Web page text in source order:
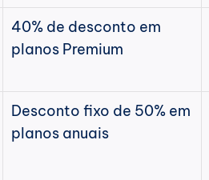
40% de desconto em
planos Premium
Desconto fixo de 50% em
planos anuais